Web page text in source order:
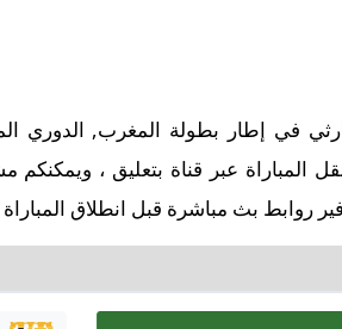
17:00 بتوقيت مكة المكرمة. وتُنقل المباراة عبر قناة
روابط بث مباشرة قبل انطلاق